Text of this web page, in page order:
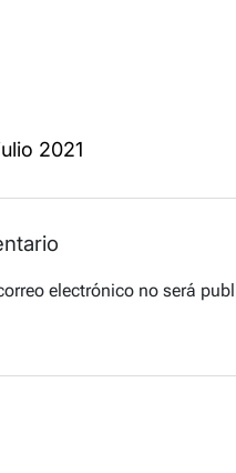
2021
electrónico no será